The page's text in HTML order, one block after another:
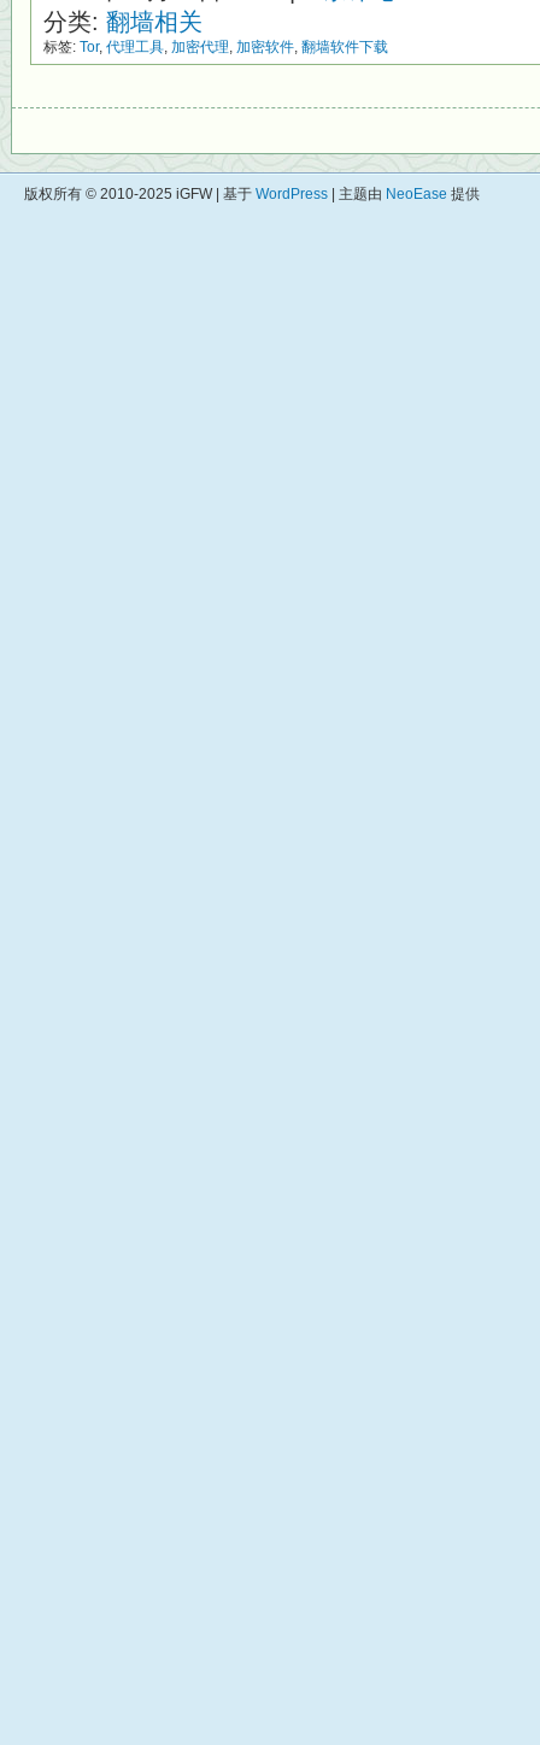
分类: 翻墙相关
标签: Tor, 代理工具, 加密代理, 加密软件, 翻墙软件下载
版权所有 © 2010-2025 iGFW | 基于 WordPress | 主题由 NeoEase 提供